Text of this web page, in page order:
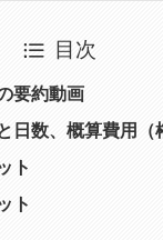
目次
要約動画
日数、概算費用
ト
ト